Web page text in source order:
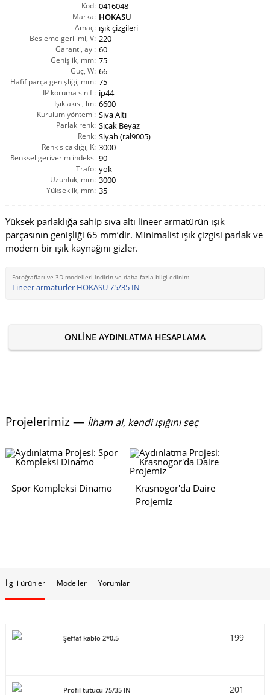
Kod: 0416048
Marka: HOKASU
Amaç: ışık çizgileri
Besleme gerilimi, V: 220
Garanti, ay : 60
Genişlik, mm: 75
Güç, W: 66
Hafif parça genişliği, mm: 75
IP koruma sınıfı: ip44
Işık akısı, lm: 6600
Kurulum yöntemi: Sıva Altı
Parlak renk: Sıcak Beyaz
Renk: Siyah (ral9005)
Renk sıcaklığı, K: 3000
Renksel geriverim indeksi
CRI(Ra):
90
Trafo: yok
Uzunluk, mm: 3000
Yükseklik, mm: 35
Yüksek parlaklığa sahip sıva altı lineer armatürün ışık
parçasının genişliği 65 mm’dir. Minimalist ışık çizgisi parlak ve
modern bir ışık kaynağını gizler.
Fotoğrafları ve 3D modelleri indirin ve daha fazla bilgi edinin:
Lineer armatürler HOKASU 75/35 IN
ONLINE AYDINLATMA HESAPLAMA
Projelerimiz — İlham al, kendi ışığını seç
Spor Kompleksi Dinamo
Krasnogor'da Daire
Projemiz
İlgili ürünler Modeller Yorumlar
Şeffaf kablo 2*0.5 199
Profil tutucu 75/35 IN 201